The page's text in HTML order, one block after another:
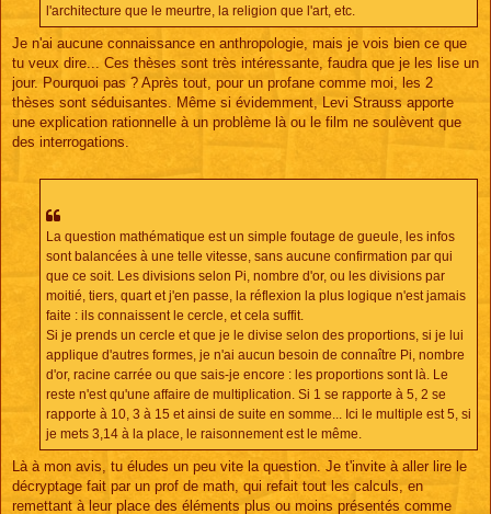
l'architecture que le meurtre, la religion que l'art, etc.
Je n'ai aucune connaissance en anthropologie, mais je vois bien ce que
tu veux dire... Ces thèses sont très intéressante, faudra que je les lise un
jour. Pourquoi pas ? Après tout, pour un profane comme moi, les 2
thèses sont séduisantes. Même si évidemment, Levi Strauss apporte
une explication rationnelle à un problème là ou le film ne soulèvent que
des interrogations.
La question mathématique est un simple foutage de gueule, les infos
sont balancées à une telle vitesse, sans aucune confirmation par qui
que ce soit. Les divisions selon Pi, nombre d'or, ou les divisions par
moitié, tiers, quart et j'en passe, la réflexion la plus logique n'est jamais
faite : ils connaissent le cercle, et cela suffit.
Si je prends un cercle et que je le divise selon des proportions, si je lui
applique d'autres formes, je n'ai aucun besoin de connaître Pi, nombre
d'or, racine carrée ou que sais-je encore : les proportions sont là. Le
reste n'est qu'une affaire de multiplication. Si 1 se rapporte à 5, 2 se
rapporte à 10, 3 à 15 et ainsi de suite en somme... Ici le multiple est 5, si
je mets 3,14 à la place, le raisonnement est le même.
Là à mon avis, tu éludes un peu vite la question. Je t'invite à aller lire le
décryptage fait par un prof de math, qui refait tout les calculs, en
remettant à leur place des éléments plus ou moins présentés comme